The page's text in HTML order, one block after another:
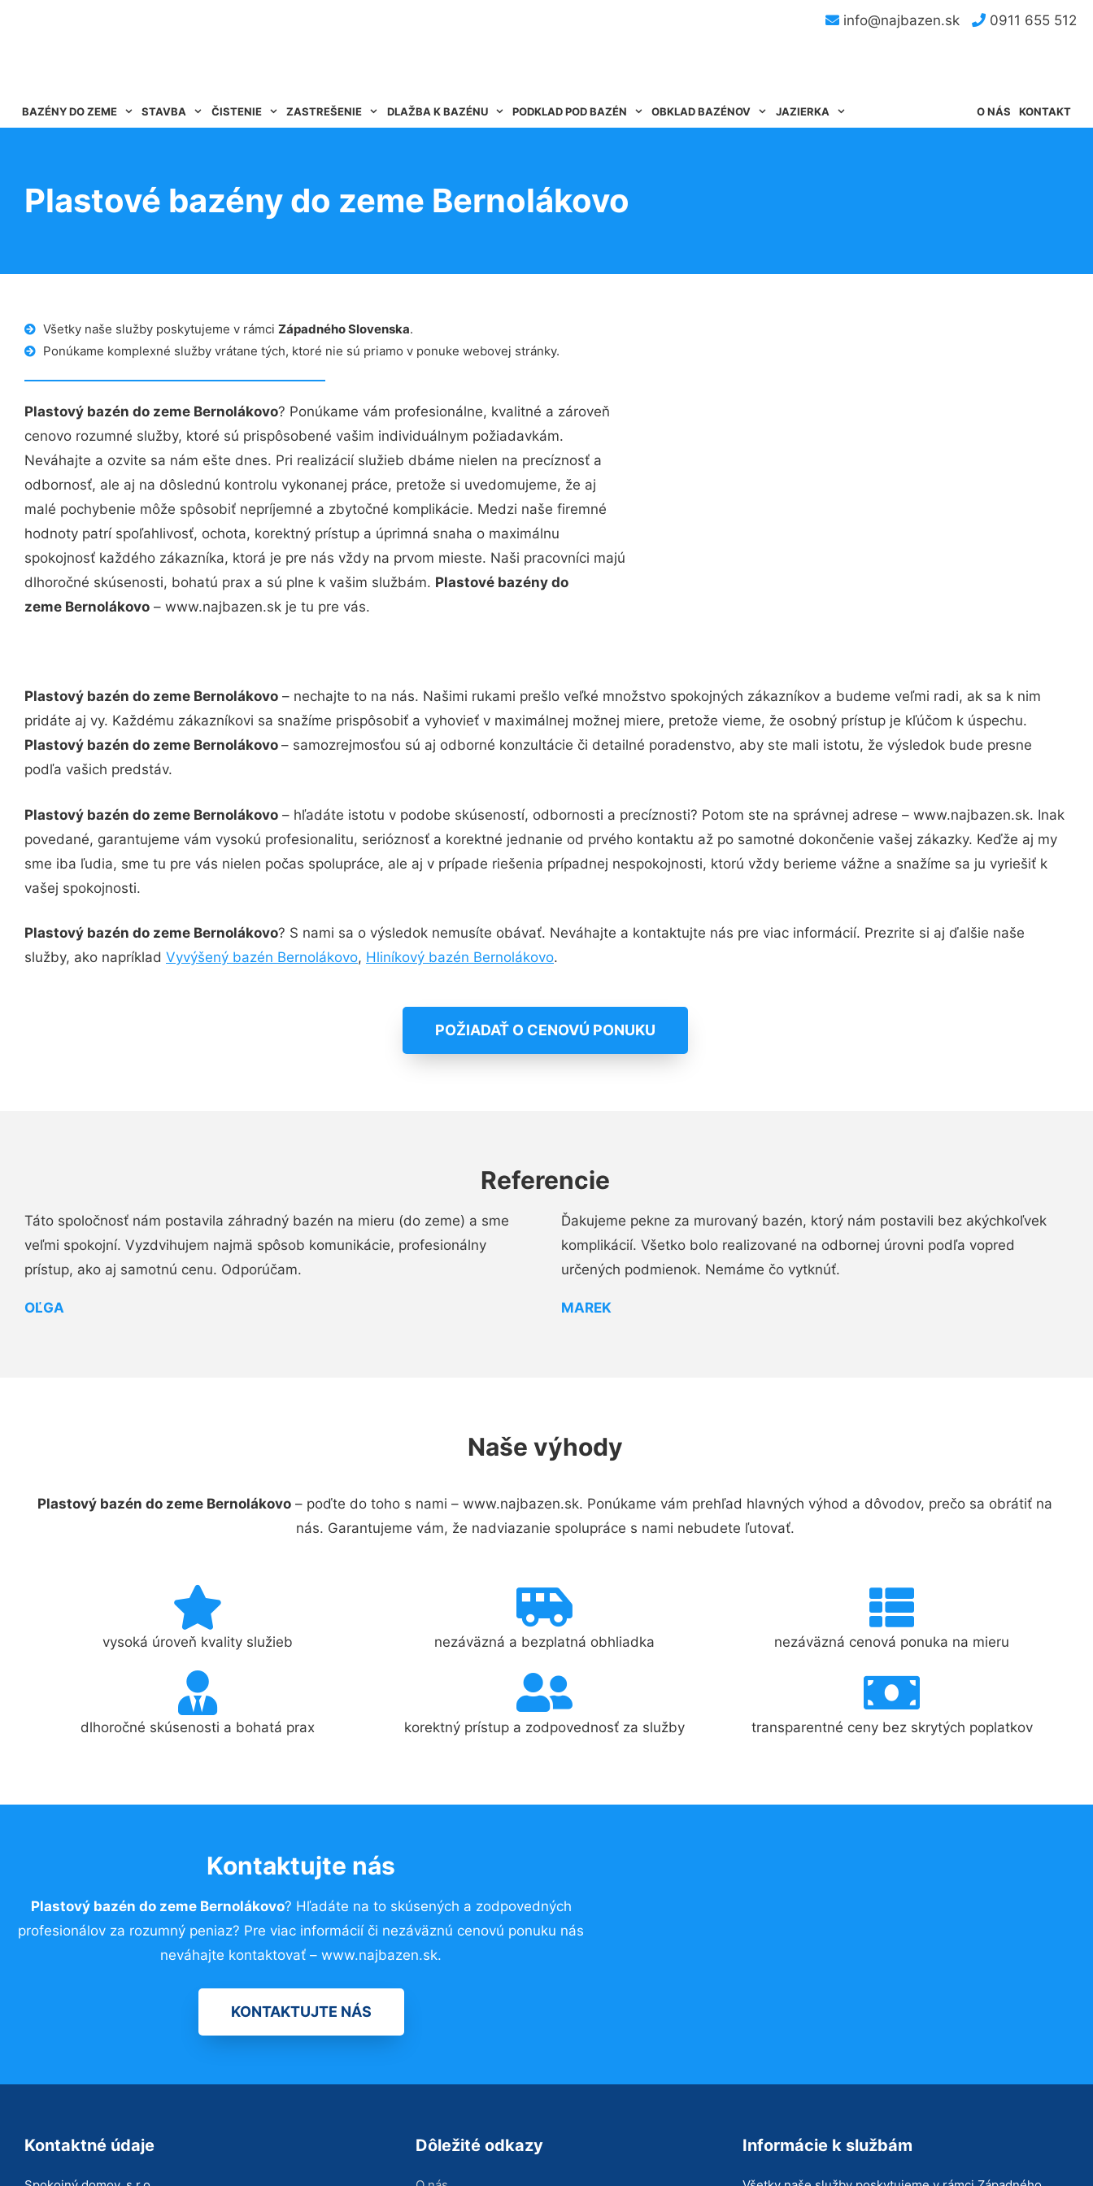
info@najbazen.sk 0911 655 512
BAZÉNY DO ZEME STAVBA ČISTENIE ZASTREŠENIE DLAŽBA K BAZÉNU PODKLAD POD BAZÉN OBKLAD BAZÉNOV JAZIERKA KONTAKT
O NÁS
Plastové bazény do zeme Bernolákovo
Všetky naše služby poskytujeme v rámci Západného Slovenska.
Ponúkame komplexné služby vrátane tých, ktoré nie sú priamo v ponuke webovej stránky.
Plastový bazén do zeme Bernolákovo? Ponúkame vám profesionálne, kvalitné a zároveň
cenovo rozumné služby, ktoré sú prispôsobené vašim individuálnym požiadavkám.
Neváhajte a ozvite sa nám ešte dnes. Pri realizácií služieb dbáme nielen na precíznosť a
odbornosť, ale aj na dôslednú kontrolu vykonanej práce, pretože si uvedomujeme, že aj
malé pochybenie môže spôsobiť nepríjemné a zbytočné komplikácie. Medzi naše firemné
hodnoty patrí spoľahlivosť, ochota, korektný prístup a úprimná snaha o maximálnu
spokojnosť každého zákazníka, ktorá je pre nás vždy na prvom mieste. Naši pracovníci majú
dlhoročné skúsenosti, bohatú prax a sú plne k vašim službám. Plastové bazény do
zeme Bernolákovo – www.najbazen.sk je tu pre vás.
Plastový bazén do zeme Bernolákovo – nechajte to na nás. Našimi rukami prešlo veľké množstvo spokojných zákazníkov a budeme veľmi radi, ak sa k nim
pridáte aj vy. Každému zákazníkovi sa snažíme prispôsobiť a vyhovieť v maximálnej možnej miere, pretože vieme, že osobný prístup je kľúčom k úspechu.
Plastový bazén do zeme Bernolákovo – samozrejmosťou sú aj odborné konzultácie či detailné poradenstvo, aby ste mali istotu, že výsledok bude presne
podľa vašich predstáv.
Plastový bazén do zeme Bernolákovo – hľadáte istotu v podobe skúseností, odbornosti a precíznosti? Potom ste na správnej adrese – www.najbazen.sk. Inak
povedané, garantujeme vám vysokú profesionalitu, serióznosť a korektné jednanie od prvého kontaktu až po samotné dokončenie vašej zákazky. Keďže aj my
sme iba ľudia, sme tu pre vás nielen počas spolupráce, ale aj v prípade riešenia prípadnej nespokojnosti, ktorú vždy berieme vážne a snažíme sa ju vyriešiť k
vašej spokojnosti.
Plastový bazén do zeme Bernolákovo? S nami sa o výsledok nemusíte obávať. Neváhajte a kontaktujte nás pre viac informácií. Prezrite si aj ďalšie naše
služby, ako napríklad Vyvýšený bazén Bernolákovo, Hliníkový bazén Bernolákovo.
POŽIADAŤ O CENOVÚ PONUKU
Referencie
Táto spoločnosť nám postavila záhradný bazén na mieru (do zeme) a sme
veľmi spokojní. Vyzdvihujem najmä spôsob komunikácie, profesionálny
prístup, ako aj samotnú cenu. Odporúčam.
OĽGA
Ďakujeme pekne za murovaný bazén, ktorý nám postavili bez akýchkoľvek
komplikácií. Všetko bolo realizované na odbornej úrovni podľa vopred
určených podmienok. Nemáme čo vytknúť.
MAREK
Naše výhody
Plastový bazén do zeme Bernolákovo – poďte do toho s nami – www.najbazen.sk. Ponúkame vám prehľad hlavných výhod a dôvodov, prečo sa obrátiť na
nás. Garantujeme vám, že nadviazanie spolupráce s nami nebudete ľutovať.
vysoká úroveň kvality služieb nezáväzná a bezplatná obhliadka nezáväzná cenová ponuka na mieru
dlhoročné skúsenosti a bohatá prax korektný prístup a zodpovednosť za služby transparentné ceny bez skrytých poplatkov
Kontaktujte nás
Plastový bazén do zeme Bernolákovo? Hľadáte na to skúsených a zodpovedných
profesionálov za rozumný peniaz? Pre viac informácií či nezáväznú cenovú ponuku nás
neváhajte kontaktovať – www.najbazen.sk.
KONTAKTUJTE NÁS
Kontaktné údaje Dôležité odkazy Informácie k službám